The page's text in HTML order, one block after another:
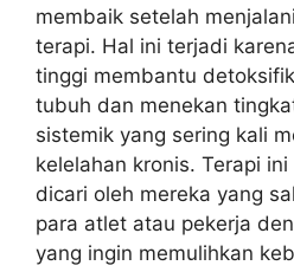
membaik setelah
terapi. Hal ini terjadi
tinggi membantu
tubuh dan menekan
sistemik yang sering kali
kelelahan kronis. Terapi
dicari oleh mereka yang
para atlet atau pekerja
yang ingin memulihkan